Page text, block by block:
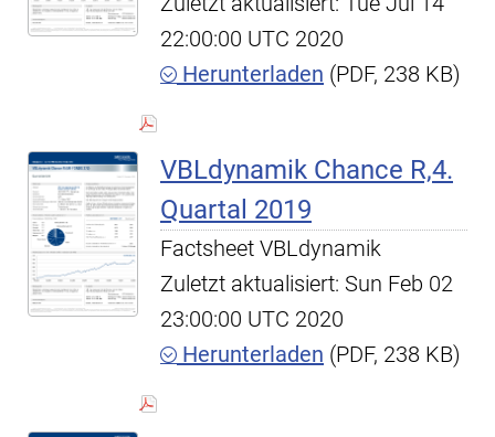
22:00:00 UTC 2020
Herunterladen (PDF, 238 KB)
VBLdynamik Chance R,4.
Quartal 2019
Factsheet VBLdynamik
Zuletzt aktualisiert: Sun Feb 02
23:00:00 UTC 2020
Herunterladen (PDF, 238 KB)